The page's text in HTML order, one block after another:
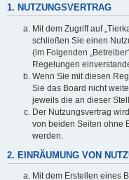
1. NUTZUNGSVERTRAG
Mit dem Zugriff auf
schließen Sie einen
(im Folgenden
Regelungen
Wenn Sie mit diesen
Sie das Board nicht
jeweils die an dieser
Der Nutzungsvertrag
von beiden Seiten ohne
werden.
2. EINRÄUMUNG VON
Mit dem Erstellen eines